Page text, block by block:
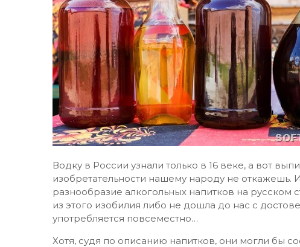
Водку в России узнали только в 16 веке, а вот
изобретательности нашему народу не откажешь.
разнообразие алкогольных напитков на русском
из этого изобилия либо не дошла до нас с
употребляется повсеместно…
Хотя, судя по описанию напитков, они могли бы